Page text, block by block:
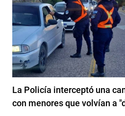
La Policía interceptó una
con menores que volvían a